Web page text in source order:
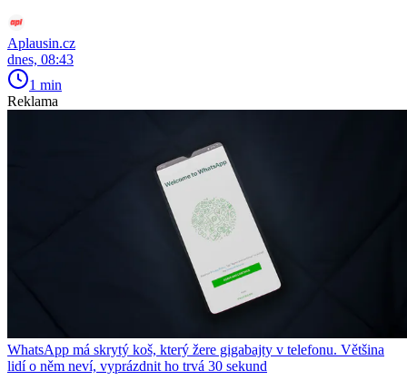
Aplausin.cz
dnes, 08:43
1 min
Reklama
WhatsApp má skrytý koš, který žere gigabajty v telefonu. Většina
lidí o něm neví, vyprázdnit ho trvá 30 sekund